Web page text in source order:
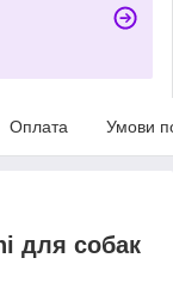
Оплата Умови
для собак